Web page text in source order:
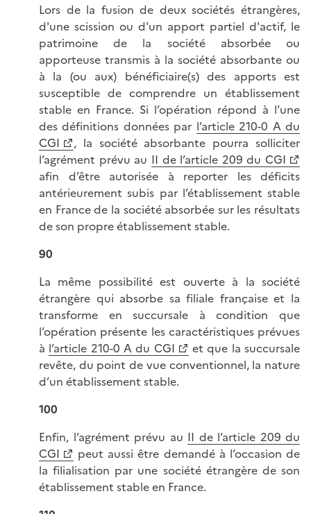
Lors de la fusion de deux sociétés étrangères,
d'une scission ou d'un apport partiel d'actif, le
patrimoine de la société absorbée ou
apporteuse transmis à la société absorbante ou
à la (ou aux) bénéficiaire(s) des apports est
susceptible de comprendre un établissement
stable en France. Si l’opération répond à l’une
des définitions données par l’article 210-0 A du
CGI
, la société absorbante pourra solliciter
l’agrément prévu au II de l’article 209 du CGI
afin d’être autorisée à reporter les déficits
antérieurement subis par l’établissement stable
en France de la société absorbée sur les résultats
de son propre établissement stable.
90
La même possibilité est ouverte à la société
étrangère qui absorbe sa filiale française et la
transforme en succursale à condition que
l’opération présente les caractéristiques prévues
à l’article 210-0 A du CGI
et que la succursale
revête, du point de vue conventionnel, la nature
d’un établissement stable.
100
Enfin, l’agrément prévu au II de l’article 209 du
CGI
peut aussi être demandé à l’occasion de
la filialisation par une société étrangère de son
établissement stable en France.